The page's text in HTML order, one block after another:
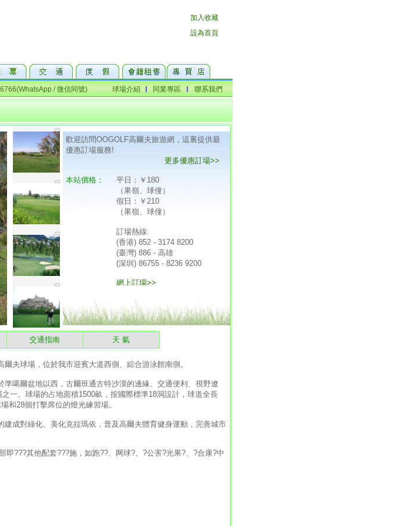
歡迎訪問OOGOLF高爾夫旅遊網，這裏提供最
優惠訂場服務!
更多優惠訂場>>
本站價格：
平日：￥180
（果嶺、球僮）
假日：￥210
（果嶺、球僮）
交通指南 天 氣
球場，位於我市迎賓大道西側、綜合游泳館南側。
爾盆地以西，古爾班通古特沙漠的邊緣、交通便利、視野遼
一。球場的占地面積1500畝，按國際標準18洞設計，球道全長
和28個打擊席位的燈光練習場。
對綠化、美化克拉瑪依，普及高爾夫體育健身運動，完善城市
其他配套???施，如跑??、网球?、?公害?光果?、?合康?中